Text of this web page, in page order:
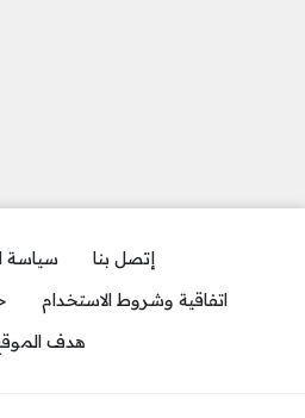
إتصل بنا
سياسة
اتفاقية وشروط الاستخدام
هدف